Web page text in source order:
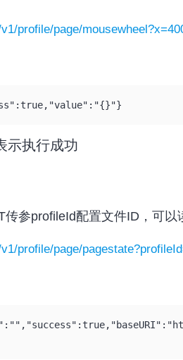
profile/page/
示执行成功
传参profileId配置文件ID，可以
profile/page/